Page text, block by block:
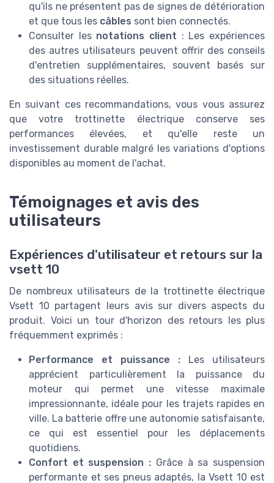
qu'ils ne présentent pas de signes de détérioration
et que tous les câbles sont bien connectés.
Consulter les notations client : Les expériences
des autres utilisateurs peuvent offrir des conseils
d'entretien supplémentaires, souvent basés sur
des situations réelles.
En suivant ces recommandations, vous vous assurez
que votre trottinette électrique conserve ses
performances élevées, et qu'elle reste un
investissement durable malgré les variations d'options
disponibles au moment de l'achat.
Témoignages et avis des
utilisateurs
Expériences d'utilisateur et retours sur la
vsett 10
De nombreux utilisateurs de la trottinette électrique
Vsett 10 partagent leurs avis sur divers aspects du
produit. Voici un tour d'horizon des retours les plus
fréquemment exprimés :
Performance et puissance : Les utilisateurs
apprécient particulièrement la puissance du
moteur qui permet une vitesse maximale
impressionnante, idéale pour les trajets rapides en
ville. La batterie offre une autonomie satisfaisante,
ce qui est essentiel pour les déplacements
quotidiens.
Confort et suspension : Grâce à sa suspension
performante et ses pneus adaptés, la Vsett 10 est